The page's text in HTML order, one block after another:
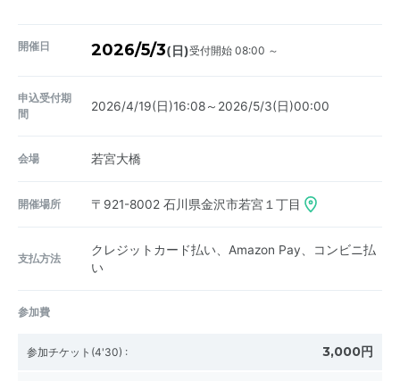
開催日 2026/5/3(日)受付開始 08:00 ～
申込受付期
間
2026/4/19(日)16:08～2026/5/3(日)00:00
会場 若宮大橋
開催場所 〒921-8002 石川県金沢市若宮１丁目
支払方法
クレジットカード払い、Amazon Pay、コンビニ払
い
参加費
参加チケット(4'30) : 3,000円